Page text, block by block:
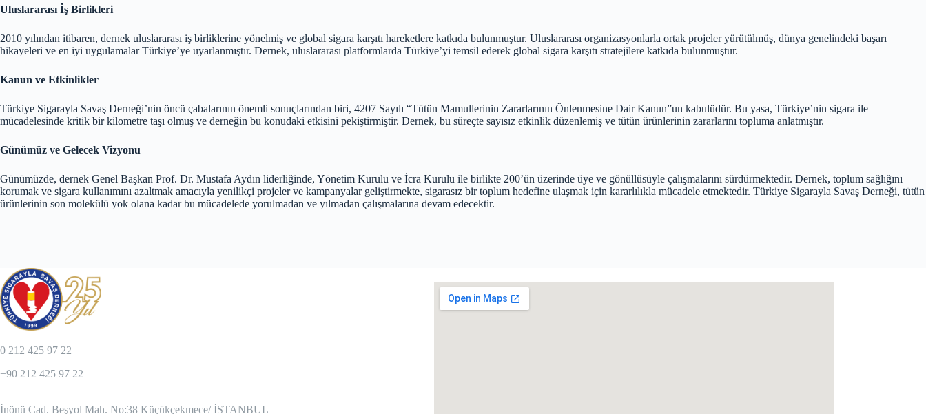
Uluslararası İş Birlikleri
2010 yılından itibaren, dernek uluslararası iş birliklerine yönelmiş ve global sigara karşıtı hareketlere katkıda bulunmuştur. Uluslararası organizasyonlarla ortak projeler yürütülmüş, dünya genelindeki başarı
hikayeleri ve en iyi uygulamalar Türkiye’ye uyarlanmıştır. Dernek, uluslararası platformlarda Türkiye’yi temsil ederek global sigara karşıtı stratejilere katkıda bulunmuştur.
Kanun ve Etkinlikler
Türkiye Sigarayla Savaş Derneği’nin öncü çabalarının önemli sonuçlarından biri, 4207 Sayılı “Tütün Mamullerinin Zararlarının Önlenmesine Dair Kanun”un kabulüdür. Bu yasa, Türkiye’nin sigara ile
mücadelesinde kritik bir kilometre taşı olmuş ve derneğin bu konudaki etkisini pekiştirmiştir. Dernek, bu süreçte sayısız etkinlik düzenlemiş ve tütün ürünlerinin zararlarını topluma anlatmıştır.
Günümüz ve Gelecek Vizyonu
Günümüzde, dernek Genel Başkan Prof. Dr. Mustafa Aydın liderliğinde, Yönetim Kurulu ve İcra Kurulu ile birlikte 200’ün üzerinde üye ve gönüllüsüyle çalışmalarını sürdürmektedir. Dernek, toplum sağlığını
korumak ve sigara kullanımını azaltmak amacıyla yenilikçi projeler ve kampanyalar geliştirmekte, sigarasız bir toplum hedefine ulaşmak için kararlılıkla mücadele etmektedir. Türkiye Sigarayla Savaş Derneği, tütün
ürünlerinin son molekülü yok olana kadar bu mücadelede yorulmadan ve yılmadan çalışmalarına devam edecektir.
0 212 425 97 22
+90 212 425 97 22
İnönü Cad. Beşyol Mah. No:38 Küçükçekmece/ İSTANBUL